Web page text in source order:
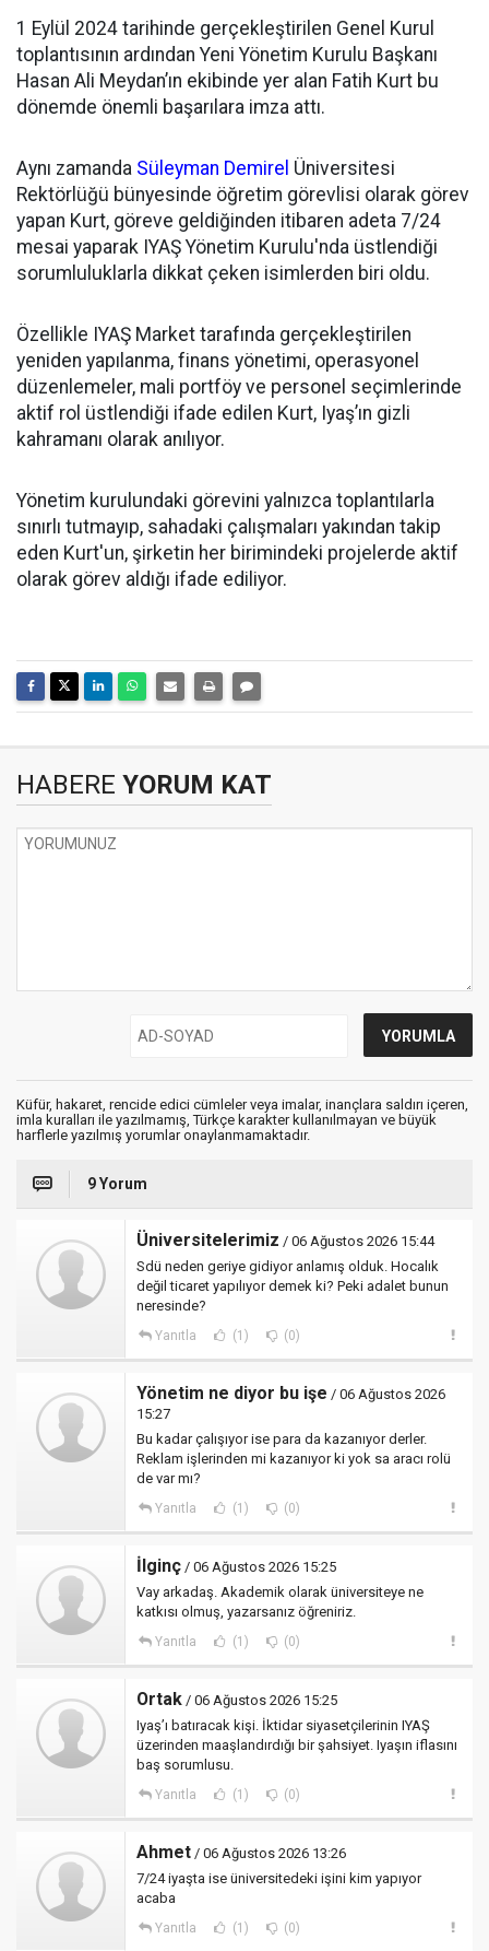
1 Eylül 2024 tarihinde gerçekleştirilen Genel Kurul
toplantısının ardından Yeni Yönetim Kurulu Başkanı
Hasan Ali Meydan’ın ekibinde yer alan Fatih Kurt bu
dönemde önemli başarılara imza attı.
Aynı zamanda Süleyman Demirel Üniversitesi
Rektörlüğü bünyesinde öğretim görevlisi olarak görev
yapan Kurt, göreve geldiğinden itibaren adeta 7/24
mesai yaparak IYAŞ Yönetim Kurulu'nda üstlendiği
sorumluluklarla dikkat çeken isimlerden biri oldu.
Özellikle IYAŞ Market tarafında gerçekleştirilen
yeniden yapılanma, finans yönetimi, operasyonel
düzenlemeler, mali portföy ve personel seçimlerinde
aktif rol üstlendiği ifade edilen Kurt, Iyaş’ın gizli
kahramanı olarak anılıyor.
Yönetim kurulundaki görevini yalnızca toplantılarla
sınırlı tutmayıp, sahadaki çalışmaları yakından takip
eden Kurt'un, şirketin her birimindeki projelerde aktif
olarak görev aldığı ifade ediliyor.
HABERE YORUM KAT
Küfür, hakaret, rencide edici cümleler veya imalar, inançlara saldırı içeren,
imla kuralları ile yazılmamış, Türkçe karakter kullanılmayan ve büyük
harflerle yazılmış yorumlar onaylanmamaktadır.
9 Yorum
Üniversitelerimiz / 06 Ağustos 2026 15:44
Sdü neden geriye gidiyor anlamış olduk. Hocalık
değil ticaret yapılıyor demek ki? Peki adalet bunun
neresinde?
Yanıtla (1) (0)
Yönetim ne diyor bu işe / 06 Ağustos 2026
15:27
Bu kadar çalışıyor ise para da kazanıyor derler.
Reklam işlerinden mi kazanıyor ki yok sa aracı rolü
de var mı?
Yanıtla (1) (0)
İlginç / 06 Ağustos 2026 15:25
Vay arkadaş. Akademik olarak üniversiteye ne
katkısı olmuş, yazarsanız öğreniriz.
Yanıtla (1) (0)
Ortak / 06 Ağustos 2026 15:25
Iyaş’ı batıracak kişi. İktidar siyasetçilerinin IYAŞ
üzerinden maaşlandırdığı bir şahsiyet. Iyaşın iflasını
baş sorumlusu.
Yanıtla (1) (0)
Ahmet / 06 Ağustos 2026 13:26
7/24 iyaşta ise üniversitedeki işini kim yapıyor
acaba
Yanıtla (1) (0)